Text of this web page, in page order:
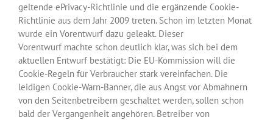
geltende ePrivacy-Richtlinie und die ergänzende Cookie-
Richtlinie aus dem Jahr 2009 treten. Schon im letzten Monat
wurde ein Vorentwurf dazu geleakt. Dieser
Vorentwurf machte schon deutlich klar, was sich bei dem
aktuellen Entwurf bestätigt: Die EU-Kommission will die
Cookie-Regeln für Verbraucher stark vereinfachen. Die
leidigen Cookie-Warn-Banner, die aus Angst vor Abmahnern
von den Seitenbetreibern geschaltet werden, sollen schon
bald der Vergangenheit angehören. Betreiber von